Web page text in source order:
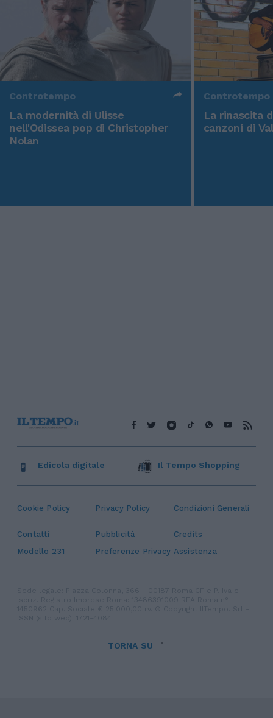
Controtempo
La modernità di Ulisse
nell'Odissea pop di Christopher
Nolan
Controtempo
La rinascita
canzoni di
Cookie Policy Privacy Policy Condizioni Generali
Contatti Pubblicità
Credits
Modello 231
Preferenze Privacy Assistenza
Edicola digitale Il Tempo Shopping
TORNA SU